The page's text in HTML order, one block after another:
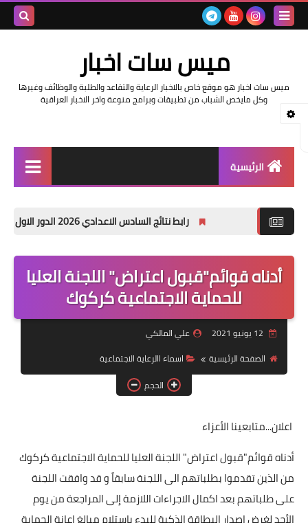
ميس سات اخبار
ميس سات اخبار هو موقع خاص بالاخبار الرعاية والتقاعد والطلبة والوظائف وغيرها
وكل مايخص الشباب من تطبيقات وبرامج منوعة واخر الاخبار العراقية
الرئيسية
اخبار وزارة التربية والتعليم
اخبار وزارة العمل وهيئة
التقاعد
قسم التطبيقات
قطع الاراضي
رابط نتائج السادس الاعدادي 2026 الدور الاول في العراق | موقع نتائجنا
أدناه قوائم"قبول اعتراض" اللجنة العليا
للحماية الاجتماعية كركوك
علي المالكي
الصفحة الرئيسية
اسماء االرعاية الاجتماعية
الحجم
اعلان...متابعينا الأعزاء
أدناه قوائم"قبول اعتراض" اللجنة العليا للحماية الاجتماعية كركوك
من الذين تقدموا بطلباتهم الى اللجنة سابقاً و قد وافقت اللجنة
على طلباتهم بعد اكمال الاجراءات اللازمة إلى المراجعة من يوم